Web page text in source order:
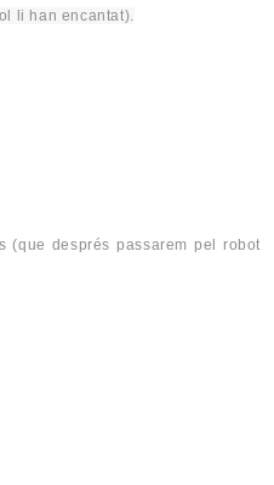
li han encantat).
(que després passarem pel robot